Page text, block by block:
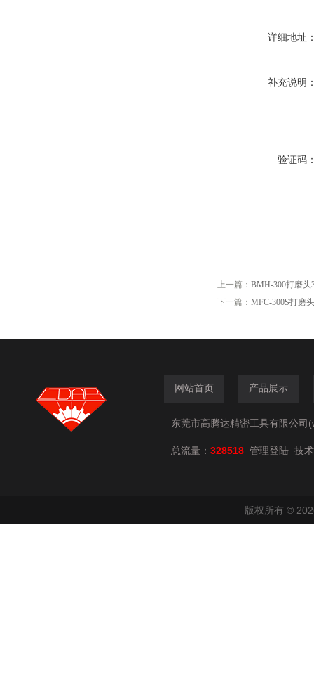
详细地址
补充说明
验证码
上一篇： BMH-300打磨
下一篇： MFC-300S打磨
网站首页 产品展示
东莞市高腾达精密工具有限公司
总流量： 328518 管理登陆 技
版权所有 ©